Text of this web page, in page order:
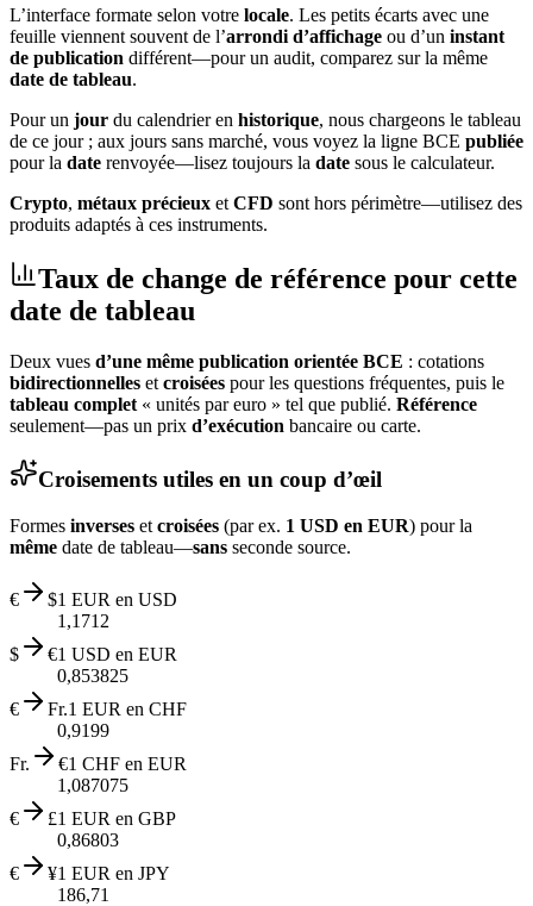
L’interface formate selon votre locale. Les petits écarts avec une
feuille viennent souvent de l’arrondi d’affichage ou d’un instant
de publication différent—pour un audit, comparez sur la même
date de tableau.
Pour un jour du calendrier en historique, nous chargeons le tableau
de ce jour ; aux jours sans marché, vous voyez la ligne BCE publiée
pour la date renvoyée—lisez toujours la date sous le calculateur.
Crypto, métaux précieux et CFD sont hors périmètre—utilisez des
produits adaptés à ces instruments.
Taux de change de référence pour cette
date de tableau
Deux vues d’une même publication orientée BCE : cotations
bidirectionnelles et croisées pour les questions fréquentes, puis le
tableau complet « unités par euro » tel que publié. Référence
seulement—pas un prix d’exécution bancaire ou carte.
Croisements utiles en un coup d’œil
Formes inverses et croisées (par ex. 1 USD en EUR) pour la
même date de tableau—sans seconde source.
€ $1 EUR en USD
1,1712
$
€1 USD en EUR
0,853825
€
Fr.1 EUR en CHF
0,9199
Fr.
€1 CHF en EUR
1,087075
€
£1 EUR en GBP
0,86803
€
¥1 EUR en JPY
186,71